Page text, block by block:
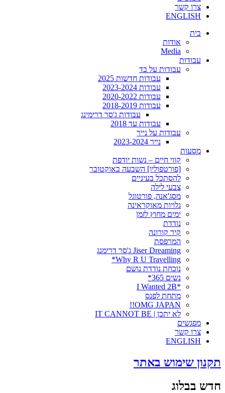
צרו קשר
ENGLISH
בית
אודות
Media
עבודות
עבודות על בד
עבודות חדשות 2025
עבודות 2023-2024
עבודות 2020-2022
עבודות 2018-2019
עבודות ג'סר דרימינג
עבודות עד 2018
עבודות על נייר
נייר 2023-2024
מסעות
קווי חיים – נשות יודפת
[פורטפוליו] השבעה באוקטובר
להסתכל בעיניים
צבעי לילה
מסג'אנה, פורטוגל
גלויות מאוקראינה
ימים מחוץ לזמן
נודדת
קיר קורונה
המרפסת
Jiser Dreaming ג'סר דרימנג
Why R U Travelling*
נוכחת נודדת נושם
נשים 365*
*I Wanted 2B
מתחת לפנס
OMG JAPAN!!
לא יתכן | IT CANNOT BE
מפגשים
צרו קשר
ENGLISH
תקנון שימוש באתר
חדש בבלוג